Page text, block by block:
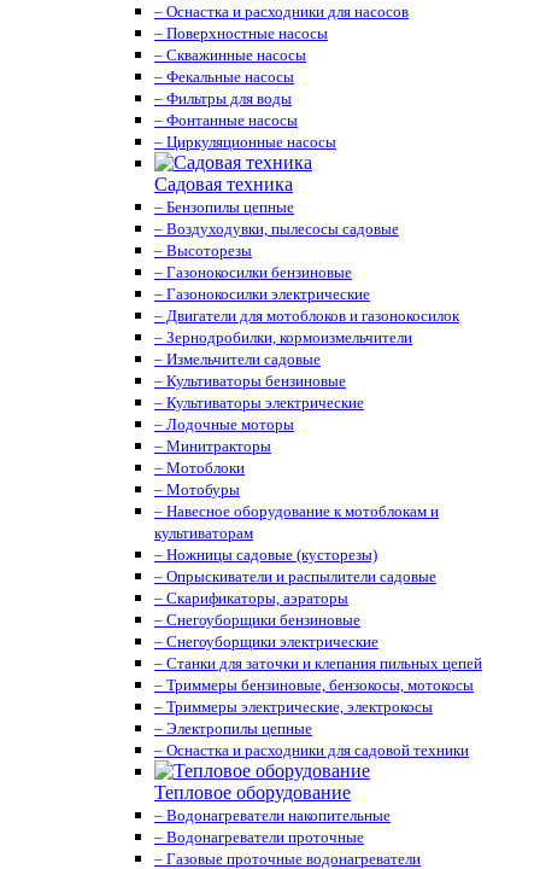
– Оснастка и расходники для насосов
– Поверхностные насосы
– Скважинные насосы
– Фекальные насосы
– Фильтры для воды
– Фонтанные насосы
– Циркуляционные насосы
Садовая техника
– Бензопилы цепные
– Воздуходувки, пылесосы садовые
– Высоторезы
– Газонокосилки бензиновые
– Газонокосилки электрические
– Двигатели для мотоблоков и газонокосилок
– Зернодробилки, кормоизмельчители
– Измельчители садовые
– Культиваторы бензиновые
– Культиваторы электрические
– Лодочные моторы
– Минитракторы
– Мотоблоки
– Мотобуры
– Навесное оборудование к мотоблокам и
культиваторам
– Ножницы садовые (кусторезы)
– Опрыскиватели и распылители садовые
– Скарификаторы, аэраторы
– Снегоуборщики бензиновые
– Снегоуборщики электрические
– Станки для заточки и клепания пильных цепей
– Триммеры бензиновые, бензокосы, мотокосы
– Триммеры электрические, электрокосы
– Электропилы цепные
– Оснастка и расходники для садовой техники
Тепловое оборудование
– Водонагреватели накопительные
– Водонагреватели проточные
– Газовые проточные водонагреватели